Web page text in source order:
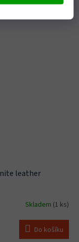
leather
Skladem (1 ks)
Do košíku